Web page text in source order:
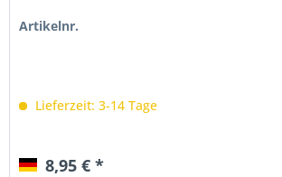
Artikelnr.
Lieferzeit: 3-14 Tage
8,95 € *